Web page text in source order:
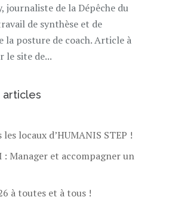
journaliste de la Dépêche du
de synthèse et de
la posture de coach. Article à
le site de...
articles
locaux d’HUMANIS STEP !
: Manager et accompagner un
à toutes et à tous !